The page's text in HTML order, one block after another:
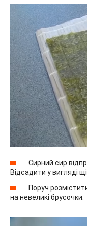
Сирний сир
Відсадити у вигляді
Поруч
на невеликі брусочки.